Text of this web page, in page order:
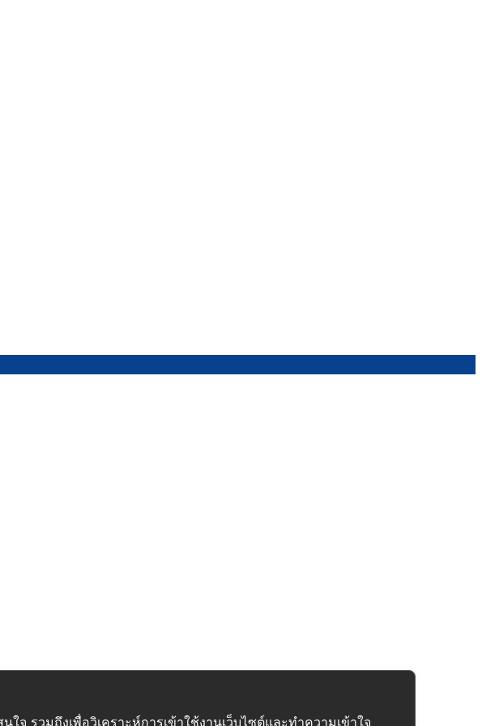
รวมถึงเพื่อวิเคราะห์การเข้าใช้งานเว็บไซต์และทำความเข้าใจ